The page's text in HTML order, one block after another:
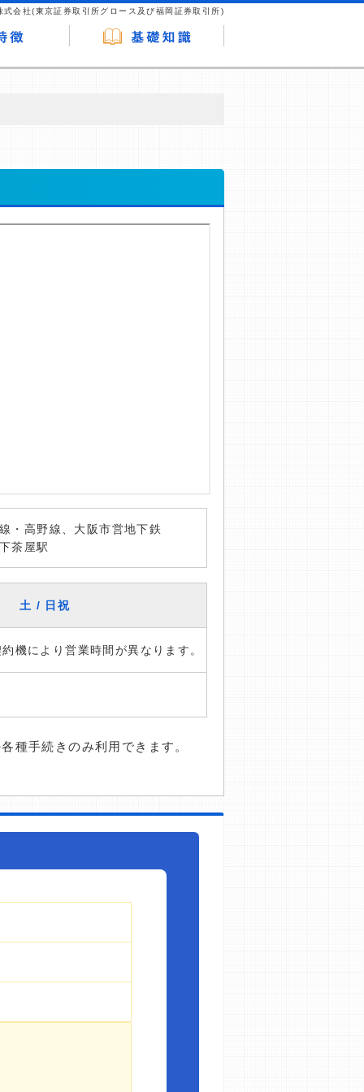
式会社(東京証券取引所グロース及び福岡証券取引所)
・高野線、大阪市営地下鉄
茶屋駅
土 / 日祝
機により営業時間が異なります。
種手続きのみ利用できます。